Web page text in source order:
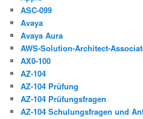
ASC-099
Avaya
Avaya Aura
AWS-Solution-Architect-
AX0-100
AZ-104
AZ-104 Prüfung
AZ-104 Prüfungsfragen
AZ-104 Schulungsfragen und